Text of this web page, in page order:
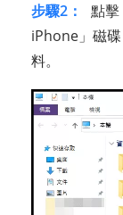
步驟2：
點
iPhone」磁
料。